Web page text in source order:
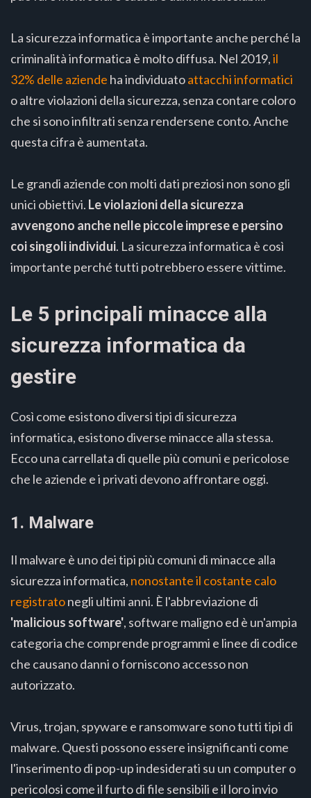
La sicurezza informatica è importante anche perché la
criminalità informatica è molto diffusa. Nel 2019,il
32% delle aziende ha individuatoattacchi informatici
o altre violazioni della sicurezza, senza contare coloro
che si sono infiltrati senza rendersene conto. Anche
questa cifra è aumentata.
Le grandi aziende con molti dati preziosi non sono gli
unici obiettivi. Le violazioni della sicurezza
avvengono anche nelle piccole imprese e persino
coi singoli individui. La sicurezza informatica è così
importante perché tutti potrebbero essere vittime.
Le 5 principali minacce alla
sicurezza informatica da
gestire
Così come esistono diversi tipi di sicurezza
informatica, esistono diverse minacce alla stessa.
Ecco una carrellata di quelle più comuni e pericolose
che le aziende e i privati devono affrontare oggi.
1. Malware
Il malware è uno dei tipi più comuni di minacce alla
sicurezza informatica, nonostante il costante calo
registratonegli ultimi anni. È l'abbreviazione di
'malicious software', software maligno ed è un'ampia
categoria che comprende programmi e linee di codice
che causano danni o forniscono accesso non
autorizzato.
Virus, trojan, spyware e ransomware sono tutti tipi di
malware. Questi possono essere insignificanti come
l'inserimento di pop-up indesiderati su un computer o
pericolosi come il furto di file sensibili e il loro invio